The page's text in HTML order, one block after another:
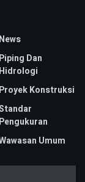
News
Piping Dan
Hidrologi
Proyek Konstruksi
Pengukuran
Umum